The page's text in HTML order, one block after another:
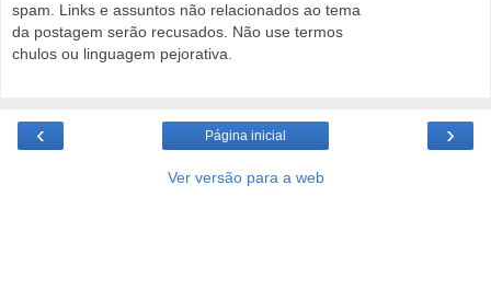
spam. Links e assuntos não relacionados ao tema
da postagem serão recusados. Não use termos
chulos ou linguagem pejorativa.
‹ ›
Página inicial
Ver versão para a web